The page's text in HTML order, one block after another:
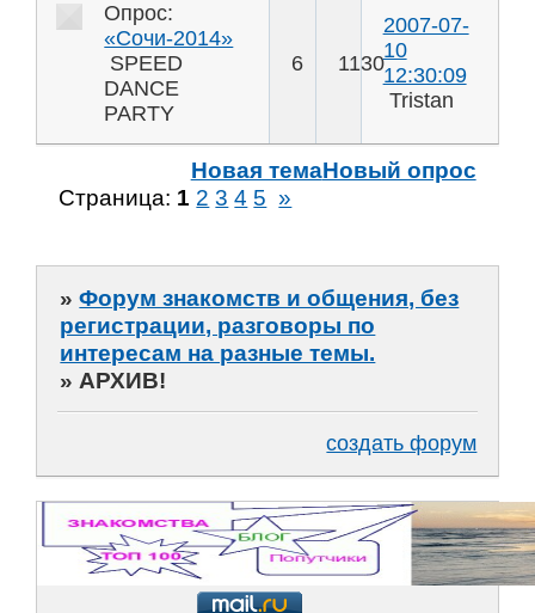
Опрос:
«Сочи-2014»
SPEED
DANCE
PARTY
6 1130
2007-07-
10
12:30:09
Tristan
Новая темаНовый опрос
Страница: 1 2 3 4 5 »
»Форум знакомств и общения, без
регистрации, разговоры по
интересам на разные темы.
»АРХИВ!
создать форум